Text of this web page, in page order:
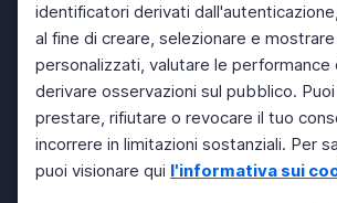
identificatori derivati
al fine di creare, selezionare e mostrare
personalizzati, valutare le performance
derivare osservazioni sul pubblico.
prestare, rifiutare o revocare il tuo
incorrere in limitazioni sostanziali. Per
puoi visionare qui l'informativa sui